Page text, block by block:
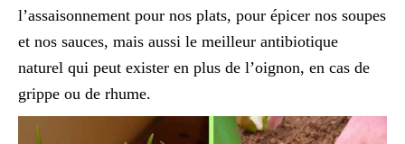
l’assaisonnement pour nos plats, pour épicer nos soupes
et nos sauces, mais aussi le meilleur antibiotique
naturel qui peut exister en plus de l’oignon, en cas de
grippe ou de rhume.